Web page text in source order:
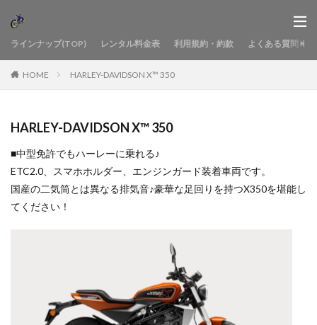
ラインナップ(TOP) レンタル料金表 利用規約・約款 よくある質問
HOME HARLEY-DAVIDSON X™ 350
HARLEY-DAVIDSON X™ 350
■中型免許でもハーレーに乗れる♪
ETC2.0、スマホホルダー、エンジンガード装着車両です。
国産の二気筒とは異なる排気音♪豪華な足回りを持つX350を堪能し
てください！